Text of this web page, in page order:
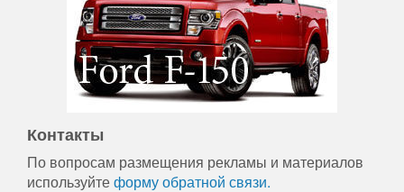
Контакты
По вопросам размещения рекламы и материалов
используйтеформу обратной связи.